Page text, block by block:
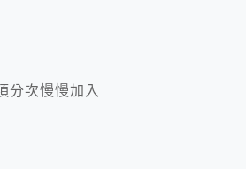
分次慢慢加入